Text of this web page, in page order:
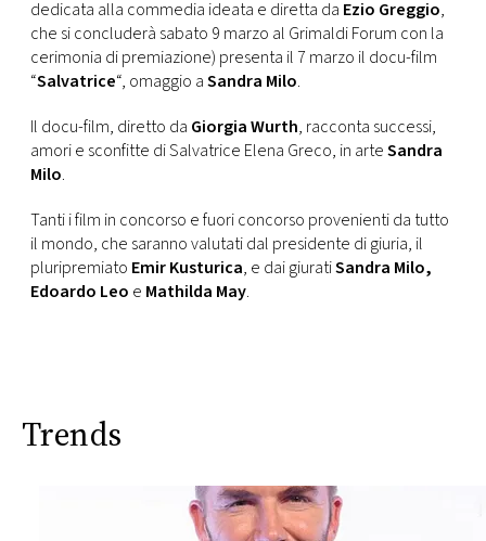
dedicata alla commedia ideata e diretta da Ezio Greggio,
che si concluderà sabato 9 marzo al Grimaldi Forum con la
cerimonia di premiazione) presenta il 7 marzo il docu-film
“Salvatrice“, omaggio aSandra Milo.
Il docu-film, diretto da Giorgia Wurth, racconta successi,
amori e sconfitte di Salvatrice Elena Greco, in arteSandra
Milo.
Tanti i film in concorso e fuori concorso provenienti da tutto
il mondo, che saranno valutati dal presidente di giuria, il
pluripremiato Emir Kusturica, e dai giuratiSandra Milo,
Edoardo Leo e Mathilda May.
Trends